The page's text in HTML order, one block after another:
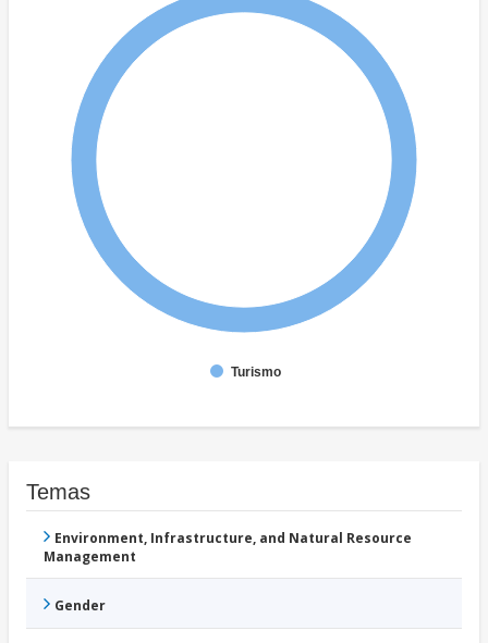
Turismo
Temas
Environment, Infrastructure, and Natural Resource
Management
Gender